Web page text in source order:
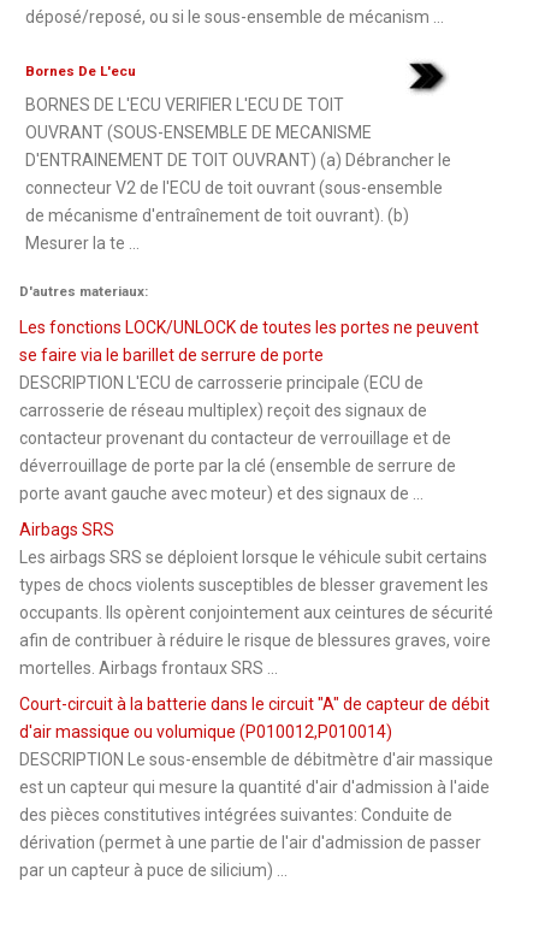
déposé/reposé, ou si le sous-ensemble de mécanism ...
Bornes De L'ecu
BORNES DE L'ECU VERIFIER L'ECU DE TOIT
OUVRANT (SOUS-ENSEMBLE DE MECANISME
D'ENTRAINEMENT DE TOIT OUVRANT) (a) Débrancher le
connecteur V2 de l'ECU de toit ouvrant (sous-ensemble
de mécanisme d'entraînement de toit ouvrant). (b)
Mesurer la te ...
D'autres materiaux:
Les fonctions LOCK/UNLOCK de toutes les portes ne peuvent
se faire via le barillet de serrure de porte
DESCRIPTION L'ECU de carrosserie principale (ECU de
carrosserie de réseau multiplex) reçoit des signaux de
contacteur provenant du contacteur de verrouillage et de
déverrouillage de porte par la clé (ensemble de serrure de
porte avant gauche avec moteur) et des signaux de ...
Airbags SRS
Les airbags SRS se déploient lorsque le véhicule subit certains
types de chocs violents susceptibles de blesser gravement les
occupants. Ils opèrent conjointement aux ceintures de sécurité
afin de contribuer à réduire le risque de blessures graves, voire
mortelles. Airbags frontaux SRS ...
Court-circuit à la batterie dans le circuit "A" de capteur de débit
d'air massique ou volumique (P010012,P010014)
DESCRIPTION Le sous-ensemble de débitmètre d'air massique
est un capteur qui mesure la quantité d'air d'admission à l'aide
des pièces constitutives intégrées suivantes: Conduite de
dérivation (permet à une partie de l'air d'admission de passer
par un capteur à puce de silicium) ...